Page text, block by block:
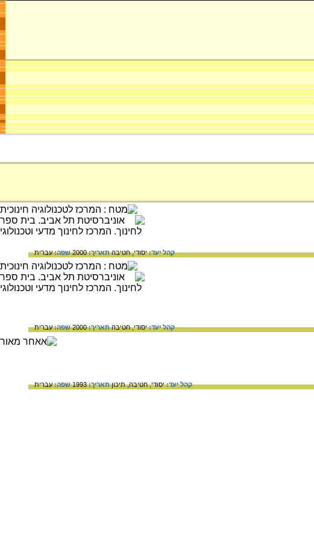
קהל יעד:יסודי,חטיבהתאריך:2000 שפה:עברית
קהל יעד:יסודי,חטיבהתאריך:2000 שפה:עברית
קהל יעד:יסודי,חטיבה,תיכוןתאריך:1993 שפה:עברית